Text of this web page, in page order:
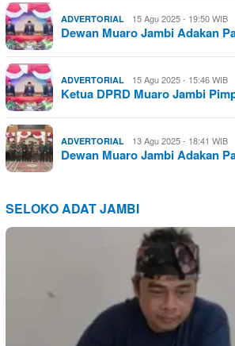
ADVERTORIAL 15 Agu 2025 - 19:50 WIB
Dewan Muaro Jambi Adakan
ADVERTORIAL 15 Agu 2025 - 15:46 WIB
Ketua DPRD Muaro Jambi
ADVERTORIAL 13 Agu 2025 - 18:41 WIB
Dewan Muaro Jambi Adakan
SELOKO ADAT JAMBI